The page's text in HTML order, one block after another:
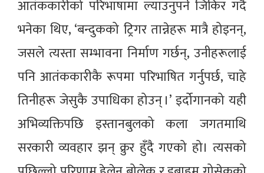
आतंककारीको परिभाषामा ल्याउनुपर्ने जिकिर गर्दै
भनेका थिए, ‘बन्दुकको ट्रिगर तान्नेहरू मात्रै होइनन्,
जसले त्यस्ता सम्भावना निर्माण गर्छन्, उनीहरूलाई
पनि आतंककारीकै रूपमा परिभाषित गर्नुपर्छ, चाहे
तिनीहरू जेसुकै उपाधिका होउन् ।’ इर्दोगानको यही
अभिव्यक्तिपछि इस्तानबुलको कला जगतमाथि
सरकारी व्यवहार झन् क्रुर हुँदै गएको हो। त्यसको